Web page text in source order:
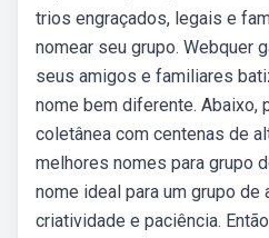
trios engraçados, legais e
nomear seu grupo. Webquer
seus amigos e familiares
nome bem diferente. Abaixo,
coletânea com centenas de
melhores nomes para grupo
nome ideal para um grupo de
criatividade e paciência.